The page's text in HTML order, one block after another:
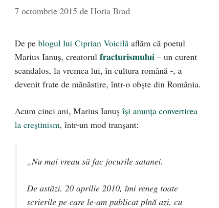
7 octombrie 2015 de Horia Brad
De pe blogul lui Ciprian Voicilă aflăm că poetul
Marius Ianuş, creatorul fracturismului – un curent
scandalos, la vremea lui, în cultura română -, a
devenit frate de mănăstire, într-o obşte din România.
Acum cinci ani, Marius Ianuş îşi anunţa convertirea
la creştinism, într-un mod tranşant:
„Nu mai vreau să fac jocurile satanei.
De astăzi, 20 aprilie 2010, îmi reneg toate
scrierile pe care le-am publicat pînă azi, cu